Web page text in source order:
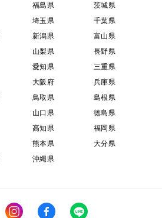
福島県
茨城県
埼玉県
千葉県
新潟県
富山県
山梨県
長野県
愛知県
三重県
大阪府
兵庫県
鳥取県
島根県
山口県
徳島県
高知県
福岡県
熊本県
大分県
沖縄県